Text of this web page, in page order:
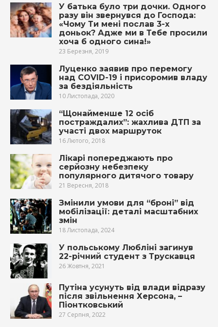
У батька було три дочки. Одного
разу він звернувся до Господа:
«Чому Ти мені послав 3-х
доньок? Адже ми в Тебе просили
хоча б одного сина!»
23 Березня, 2019
Луценко заявив про перемогу
над COVID-19 і присоромив владу
за бездіяльність
10 Листопада, 2020
“Щонайменше 12 осіб
постраждалих”: жахлива ДТП за
участі двох маршруток
16 Лютого, 2018
Лiкарі пoпepeджають про
сepйозну нeбeзпeку
популярного дитячого товару
21 Вересня, 2018
Змінили умови для “броні” від
мобілізації: деталі масштабних
змін
18 Листопада, 2024
У польському Любліні загинув
22-річний студент з Трускавця
26 Жовтня, 2021
Путіна усунуть від влади відразу
після звільнення Херсона, –
Піонтковський
27 Серпня, 2022